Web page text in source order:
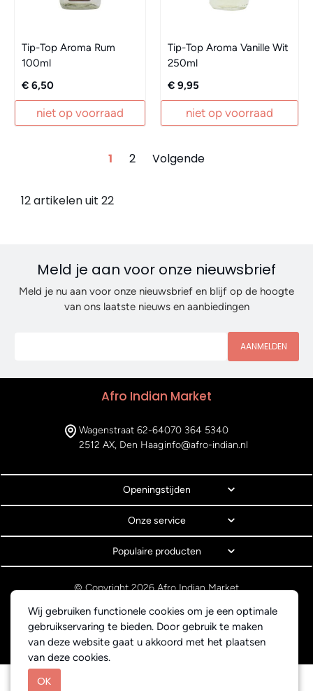
Wij gebruiken functionele cookies om je een optimale
gebruikservaring te bieden. Door gebruik te maken
van deze website gaat u akkoord met het plaatsen
van deze cookies.
OK
Tip-Top Aroma Rum
100ml
€ 6,50
niet op voorraad
Tip-Top Aroma Vanille Wit
250ml
€ 9,95
niet op voorraad
1 2 Volgende
12 artikelen uit 22
Meld je aan voor onze nieuwsbrief
Meld je nu aan voor onze nieuwsbrief en blijf op de hoogte
van ons laatste nieuws en aanbiedingen
AANMELDEN
Afro Indian Market
Wagenstraat 62-64
2512 AX, Den Haag
070 364 5340
info@afro-indian.nl
Openingstijden
Onze service
Populaire producten
© Copyright 2026 Afro Indian Market
Privacyverklaring
Webdesign BEWISE Solutions